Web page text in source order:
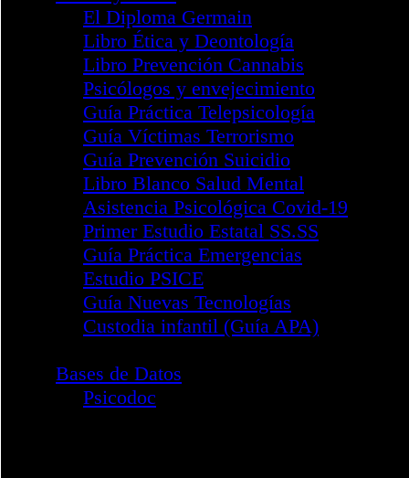
Andalucía Occidental
Andalucía Oriental
Aragón
Bizkaia
Cantabria
Castilla - La Mancha
Castilla y León
Catalunya
Ceuta
Comunitat Valenciana
Extremadura
Galicia
Gipuzkoa